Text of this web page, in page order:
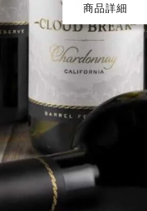
商品詳細